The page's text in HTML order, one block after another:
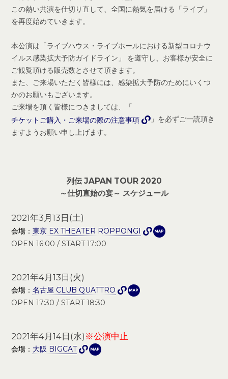
この熱い共演を仕切り直して、全国に熱気を届ける「ライブ」
を再度始めていきます。
本公演は「ライブハウス・ライブホールにおける新型コロナウ
イルス感染拡大予防ガイドライン」 を遵守し、お客様が安全に
ご観覧頂ける販売数とさせて頂きます。
また、ご来場いただく皆様には、感染拡大予防のためにいくつ
かのお願いもございます。
ご来場を頂く皆様につきましては、「
チケットご購入・ご来場の際の注意事項
」を必ずご一読頂き
ますようお願い申し上げます。
列伝 JAPAN TOUR 2020
～仕切直始の宴～ スケジュール
2021年3月13日(土)
東京 EX THEATER ROPPONGI
OPEN 16:00 / START 17:00
2021年4月13日(火)
名古屋 CLUB QUATTRO
OPEN 17:30 / START 18:30
2021年4月14日(水) ※公演中止
大阪 BIGCAT